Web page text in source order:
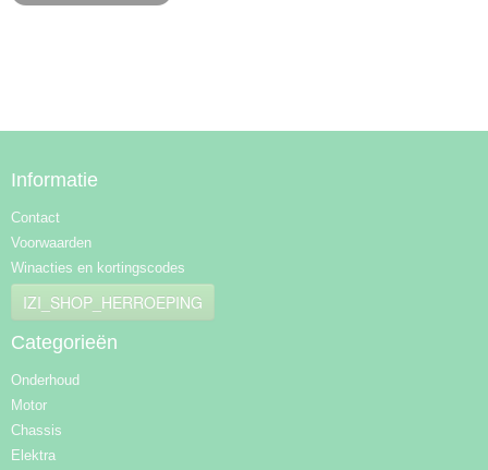
Informatie
Contact
Voorwaarden
Winacties en kortingscodes
IZI_SHOP_HERROEPING
Categorieën
Onderhoud
Motor
Chassis
Elektra